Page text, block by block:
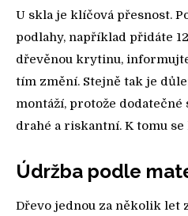
U skla je klíčová přesnost.
podlahy, například přidáte
dřevěnou krytinu,
tím změní. Stejně tak je
montáží, protože
drahé a riskantní. K tomu se
Údržba podle
Dřevo jednou za několik let